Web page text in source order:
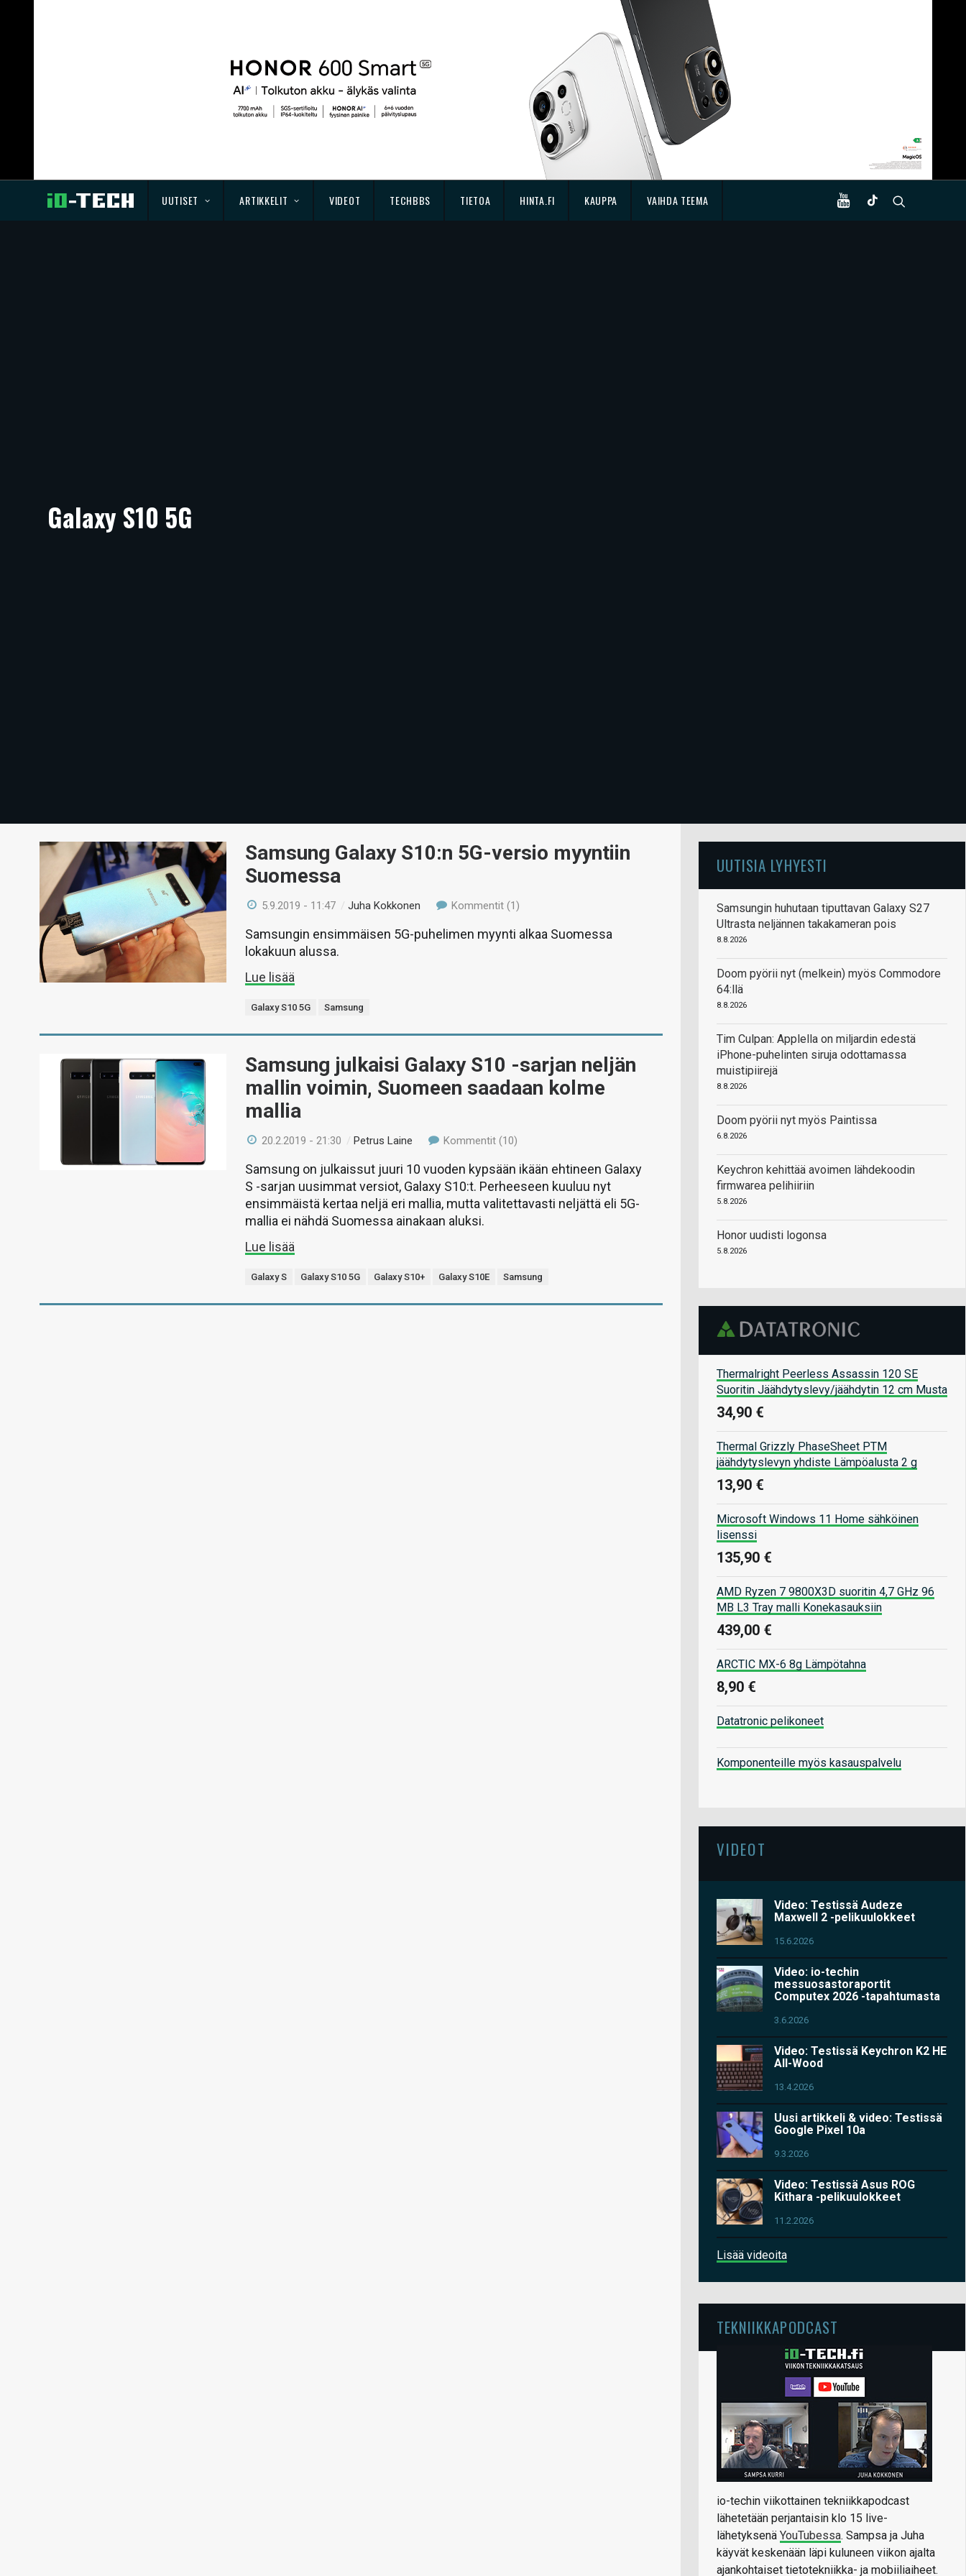
UUTISET ARTIKKELIT VIDEOT TECHBBS TIETOA HINTA.FI KAUPPA VAIHDA TEEMA
Galaxy S10 5G
Samsung Galaxy S10:n 5G-versio myyntiin
Suomessa
5.9.2019 - 11:47 /Juha Kokkonen Kommentit (1)
Samsungin ensimmäisen 5G-puhelimen myynti alkaa Suomessa
lokakuun alussa.
Lue lisää
Galaxy S10 5G Samsung
Samsung julkaisi Galaxy S10 -sarjan neljän
mallin voimin, Suomeen saadaan kolme
mallia
20.2.2019 - 21:30 /Petrus Laine Kommentit (10)
Samsung on julkaissut juuri 10 vuoden kypsään ikään ehtineen Galaxy
S -sarjan uusimmat versiot, Galaxy S10:t. Perheeseen kuuluu nyt
ensimmäistä kertaa neljä eri mallia, mutta valitettavasti neljättä eli 5G-
mallia ei nähdä Suomessa ainakaan aluksi.
Lue lisää
Galaxy S Galaxy S10 5G Galaxy S10+ Galaxy S10E Samsung
UUTISIA LYHYESTI
Samsungin huhutaan tiputtavan Galaxy S27
Ultrasta neljännen takakameran pois
8.8.2026
Doom pyörii nyt (melkein) myös Commodore
64:llä
8.8.2026
Tim Culpan: Applella on miljardin edestä
iPhone-puhelinten siruja odottamassa
muistipiirejä
8.8.2026
Doom pyörii nyt myös Paintissa
6.8.2026
Keychron kehittää avoimen lähdekoodin
firmwarea pelihiiriin
5.8.2026
Honor uudisti logonsa
5.8.2026
Thermalright Peerless Assassin 120 SE
Suoritin Jäähdytyslevy/jäähdytin 12 cm Musta
34,90 €
Thermal Grizzly PhaseSheet PTM
jäähdytyslevyn yhdiste Lämpöalusta 2 g
13,90 €
Microsoft Windows 11 Home sähköinen
lisenssi
135,90 €
AMD Ryzen 7 9800X3D suoritin 4,7 GHz 96
MB L3 Tray malli Konekasauksiin
439,00 €
ARCTIC MX-6 8g Lämpötahna
8,90 €
Datatronic pelikoneet
Komponenteille myös kasauspalvelu
VIDEOT
Video: Testissä Audeze
Maxwell 2 -pelikuulokkeet
15.6.2026
Video: io-techin
messuosastoraportit
Computex 2026 -tapahtumasta
3.6.2026
Video: Testissä Keychron K2 HE
All-Wood
13.4.2026
Uusi artikkeli & video: Testissä
Google Pixel 10a
9.3.2026
Video: Testissä Asus ROG
Kithara -pelikuulokkeet
11.2.2026
Lisää videoita
TEKNIIKKAPODCAST
io-techin viikottainen tekniikkapodcast
lähetetään perjantaisin klo 15 live-
lähetyksenä YouTubessa. Sampsa ja Juha
käyvät keskenään läpi kuluneen viikon ajalta
ajankohtaiset tietotekniikka- ja mobiiliaiheet.